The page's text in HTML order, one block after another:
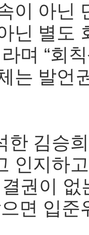
이 아닌
닌 별도
며 “회
는 발언
한 김승
인지하
권이
면 입